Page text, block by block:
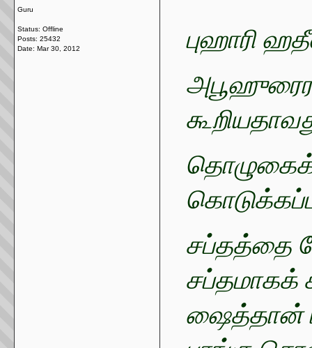
Guru
Status: Offline
Posts: 25432
Date: Mar 30, 2012
புஹாரி
சப்தத்தை
சப்தமாகக்
ஷைத்தான்